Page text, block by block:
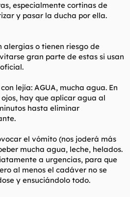
especialmente cortinas de
y pasar la ducha por ella.
alergias o tienen riesgo de
gran parte de estas si usan
lejía: AGUA, mucha agua. En
hay que aplicar agua al
hasta eliminar
el vómito (nos joderá más
mucha agua, leche, helados.
a urgencias, para que
al menos el cadáver no se
y ensuciándolo todo.